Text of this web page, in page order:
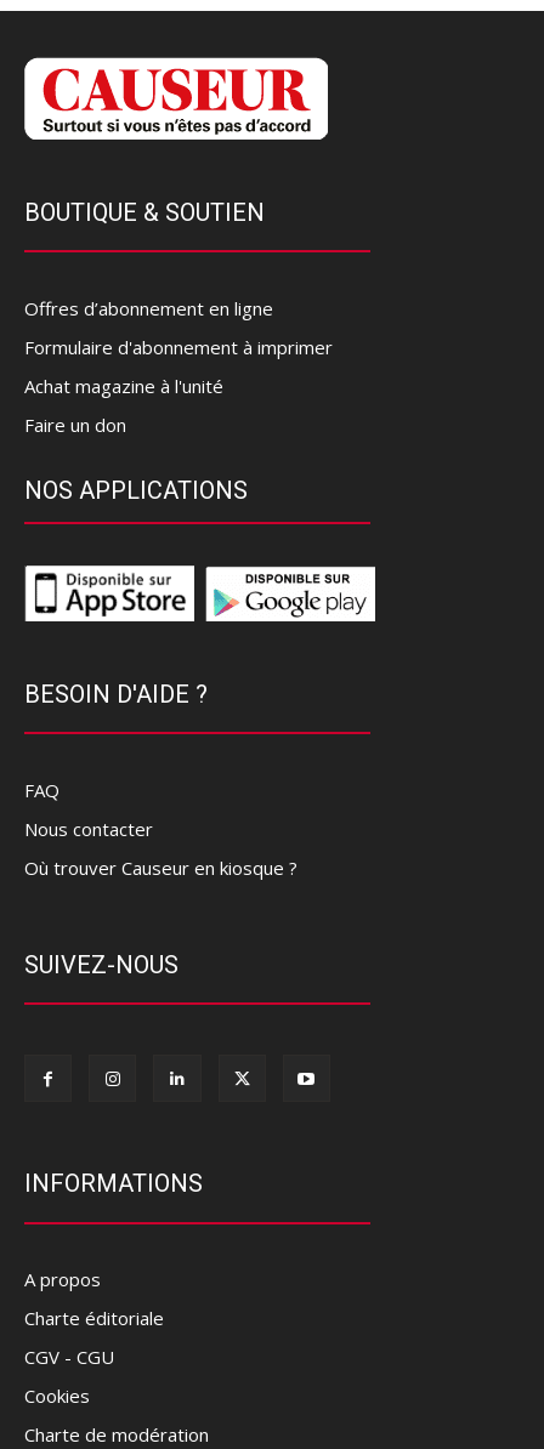
BOUTIQUE & SOUTIEN
Offres d’abonnement en ligne
Formulaire d'abonnement à imprimer
Achat magazine à l'unité
Faire un don
NOS APPLICATIONS
BESOIN D'AIDE ?
FAQ
Nous contacter
Où trouver Causeur en kiosque ?
SUIVEZ-NOUS
INFORMATIONS
A propos
Charte éditoriale
CGV - CGU
Cookies
Charte de modération